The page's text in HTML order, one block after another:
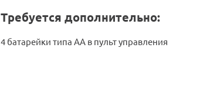
Требуется дополнительно:
4 батарейки типа АА в пульт управления